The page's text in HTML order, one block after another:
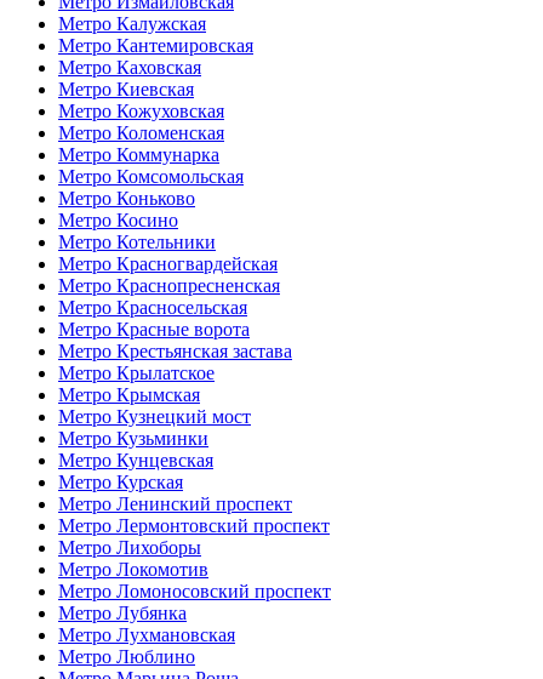
Метро Калужская
Метро Кантемировская
Метро Каховская
Метро Киевская
Метро Кожуховская
Метро Коломенская
Метро Коммунарка
Метро Комсомольская
Метро Коньково
Метро Косино
Метро Котельники
Метро Красногвардейская
Метро Краснопресненская
Метро Красносельская
Метро Красные ворота
Метро Крестьянская застава
Метро Крылатское
Метро Крымская
Метро Кузнецкий мост
Метро Кузьминки
Метро Кунцевская
Метро Курская
Метро Ленинский проспект
Метро Лермонтовский проспект
Метро Лихоборы
Метро Локомотив
Метро Ломоносовский проспект
Метро Лубянка
Метро Лухмановская
Метро Люблино